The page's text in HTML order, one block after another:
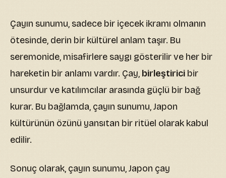
Çayın sunumu, sadece bir içecek ikramı olmanın
ötesinde, derin bir kültürel anlam taşır. Bu
seremonide, misafirlere saygı gösterilir ve her bir
hareketin bir anlamı vardır. Çay, birleştirici bir
unsurdur ve katılımcılar arasında güçlü bir bağ
kurar. Bu bağlamda, çayın sunumu, Japon
kültürünün özünü yansıtan bir ritüel olarak kabul
edilir.
Sonuç olarak, çayın sunumu, Japon çay